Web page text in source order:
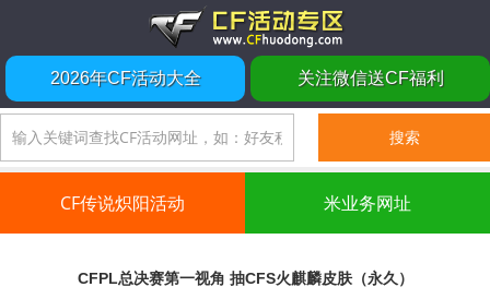
2026年CF活动大全 关注微信送CF福利
CF传说炽阳活动 米业务网址
CFPL总决赛第一视角 抽CFS火麒麟皮肤（永久）